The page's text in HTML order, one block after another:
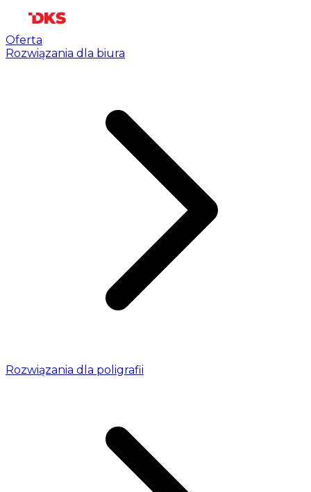
Oferta
Rozwiązania dla biura
Rozwiązania dla poligrafii